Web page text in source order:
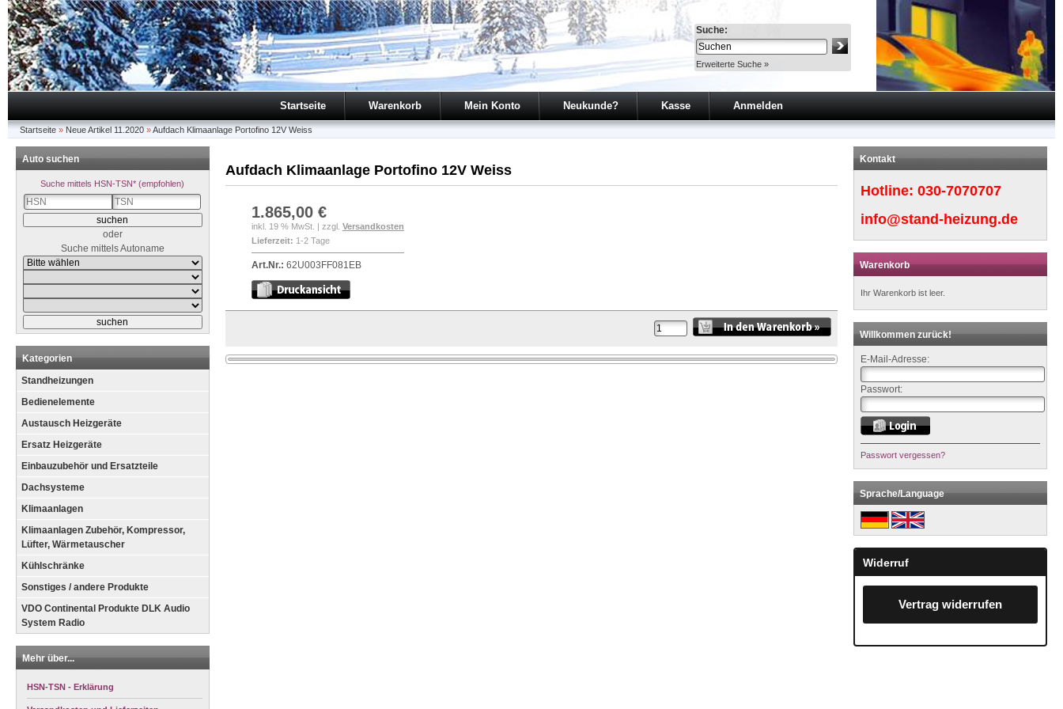
Suche:
Erweiterte Suche »
Startseite Warenkorb Mein Konto Neukunde? Kasse Anmelden
Startseite » Neue Artikel 11.2020 »Aufdach Klimaanlage Portofino 12V Weiss
Aufdach Klimaanlage Portofino 12V Weiss
1.865,00 €
inkl. 19 % MwSt. | zzgl. Versandkosten
Lieferzeit: 1-2 Tage
Art.Nr.: 62U003FF081EB
Auto suchen
Suche mittels HSN-TSN* (empfohlen)
oder
Suche mittels Autoname
Kategorien
Standheizungen
Bedienelemente
Austausch Heizgeräte
Ersatz Heizgeräte
Einbauzubehör und Ersatzteile
Dachsysteme
Klimaanlagen
Klimaanlagen Zubehör, Kompressor,
Lüfter, Wärmetauscher
Kühlschränke
Sonstiges / andere Produkte
VDO Continental Produkte DLK Audio
System Radio
Mehr über...
HSN-TSN - Erklärung
Kontakt
Hotline:030-7070707
info@stand-heizung.de
Warenkorb
Ihr Warenkorb ist leer.
Willkommen zurück!
E-Mail-Adresse:
Passwort:
Passwort vergessen?
Sprache/Language
Widerruf
Vertrag widerrufen